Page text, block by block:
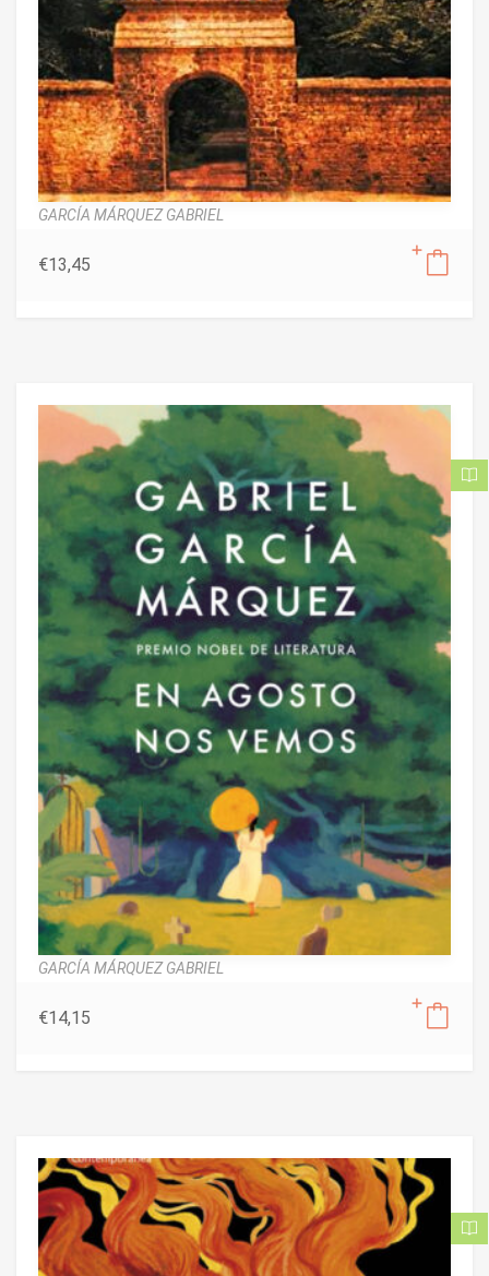
GARCÍA MÁRQUEZ GABRIEL
€13,45
GARCÍA MÁRQUEZ GABRIEL
€14,15